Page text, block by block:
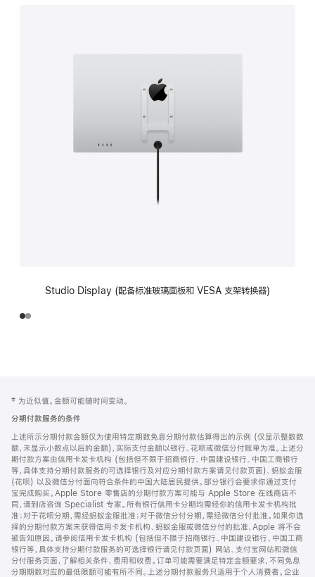
Studio Display (配备标准玻璃面板和 VESA 支架转换器)
页
页
脚
注
‡ 为近似值。金额可能随时间变动。
分期付款服务的条件
上述所示分期付款金额仅为使用特定期数免息分期付款估算得出的示例 (仅显示整数数
额，未显示小数点以后的金额)，实际支付金额以银行、花呗或微信分付账单为准。上述分
期付款方案由信用卡发卡机构 (包括但不限于招商银行、中国建设银行、中国工商银行
等，具体支持分期付款服务的可选择银行及对应分期付款方案请见付款页面)、蚂蚁金服
(花呗) 以及微信分付面向符合条件的中国大陆居民提供。部分银行会要求你通过支付
宝完成购买。Apple Store 零售店的分期付款方案可能与 Apple Store 在线商店不
同，请到店咨询 Specialist 专家。所有银行信用卡分期均需经你的信用卡发卡机构批
准；对于花呗分期，需经蚂蚁金服批准；对于微信分付分期，需经微信分付批准。如果你选
择的分期付款方案未获得信用卡发卡机构、蚂蚁金服或微信分付的批准，Apple 将不会
被告知原因。请参阅信用卡发卡机构 (包括但不限于招商银行、中国建设银行、中国工商
银行等，具体支持分期付款服务的可选择银行请见付款页面) 网站、支付宝网站和微信
分付服务页面，了解相关条件、费用和收费。订单可能需要满足特定金额要求，不同免息
分期期数对应的最低限额可能有所不同。上述分期付款服务只适用于个人消费者。企业